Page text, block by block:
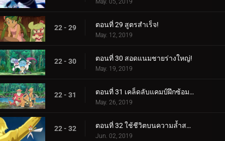
May. 05, 2019
22 - 29 ตอนที่ 29 สูตรสำเร็จ!
May. 12, 2019
22 - 30 ตอนที่ 30 สอดแนมชายร่างใหญ่!
May. 19, 2019
22 - 31 ตอนที่ 31 เคล็ดลับแคมป์ฝึกซ้อมสุดร้อนแรง!
May. 26, 2019
22 - 32 ตอนที่ 32 ใช้ชีวิตบนความล้ำสมัย!
Jun. 02, 2019